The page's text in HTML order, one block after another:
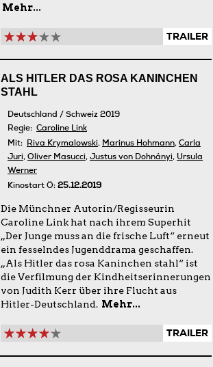
Mehr...
TRAILER
ALS HITLER DAS ROSA KANINCHEN
STAHL
Deutschland / Schweiz 2019
Regie: Caroline Link
Mit: Riva Krymalowski, Marinus Hohmann, Carla
Juri, Oliver Masucci, Justus von Dohnányi, Ursula
Werner
Kinostart Ö: 25.12.2019
Die Münchner Autorin/Regisseurin
Caroline Link hat nach ihrem Superhit
„Der Junge muss an die frische Luft“ erneut
ein fesselndes Jugenddrama geschaffen.
„Als Hitler das rosa Kaninchen stahl“ ist
die Verfilmung der Kindheitserinnerungen
von Judith Kerr über ihre Flucht aus
Hitler-Deutschland. Mehr...
TRAILER